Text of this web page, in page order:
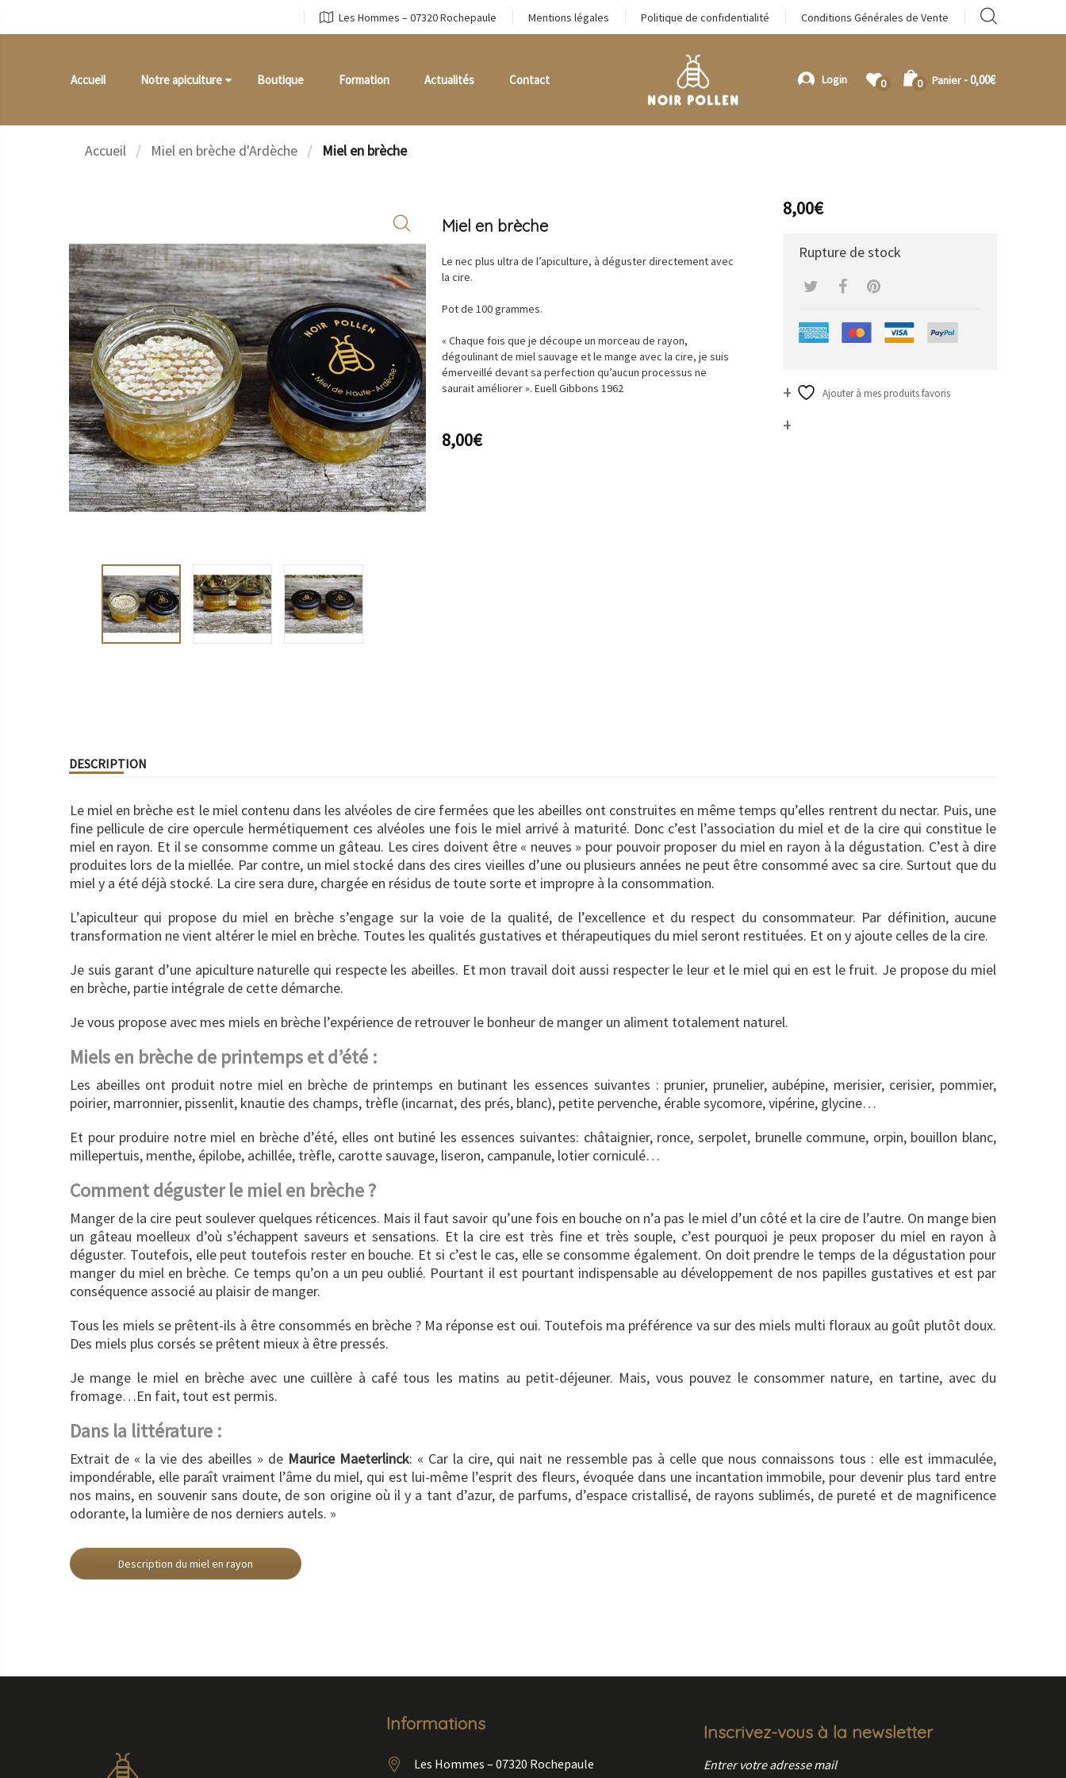
Les Hommes – 07320 Rochepaule Mentions légales Politique de confidentialité Conditions Générales de Vente
Accueil Notre apiculture Boutique Formation Actualités Contact Login 0 0 Panier -0,00€
Accueil Miel en brèche d'Ardèche Miel en brèche
Miel en brèche
Le nec plus ultra de l’apiculture, à déguster directement avec
la cire.
Pot de 100 grammes.
« Chaque fois que je découpe un morceau de rayon,
dégoulinant de miel sauvage et le mange avec la cire, je suis
émerveillé devant sa perfection qu’aucun processus ne
saurait améliorer ». Euell Gibbons 1962
8,00€
8,00€
Rupture de stock
Ajouter à mes produits favoris
DESCRIPTION
Le miel en brèche est le miel contenu dans les alvéoles de cire fermées que les abeilles ont construites en même temps qu’elles rentrent du nectar. Puis, une
fine pellicule de cire opercule hermétiquement ces alvéoles une fois le miel arrivé à maturité. Donc c’est l’association du miel et de la cire qui constitue le
miel en rayon. Et il se consomme comme un gâteau. Les cires doivent être « neuves » pour pouvoir proposer du miel en rayon à la dégustation. C’est à dire
produites lors de la miellée. Par contre, un miel stocké dans des cires vieilles d’une ou plusieurs années ne peut être consommé avec sa cire. Surtout que du
miel y a été déjà stocké. La cire sera dure, chargée en résidus de toute sorte et impropre à la consommation.
L’apiculteur qui propose du miel en brèche s’engage sur la voie de la qualité, de l’excellence et du respect du consommateur. Par définition, aucune
transformation ne vient altérer le miel en brèche. Toutes les qualités gustatives et thérapeutiques du miel seront restituées. Et on y ajoute celles de la cire.
Je suis garant d’une apiculture naturelle qui respecte les abeilles. Et mon travail doit aussi respecter le leur et le miel qui en est le fruit. Je propose du miel
en brèche, partie intégrale de cette démarche.
Je vous propose avec mes miels en brèche l’expérience de retrouver le bonheur de manger un aliment totalement naturel.
Miels en brèche de printemps et d’été :
Les abeilles ont produit notre miel en brèche de printemps en butinant les essences suivantes : prunier, prunelier, aubépine, merisier, cerisier, pommier,
poirier, marronnier, pissenlit, knautie des champs, trèfle (incarnat, des prés, blanc), petite pervenche, érable sycomore, vipérine, glycine…
Et pour produire notre miel en brèche d’été, elles ont butiné les essences suivantes: châtaignier, ronce, serpolet, brunelle commune, orpin, bouillon blanc,
millepertuis, menthe, épilobe, achillée, trèfle, carotte sauvage, liseron, campanule, lotier corniculé…
Comment déguster le miel en brèche ?
Manger de la cire peut soulever quelques réticences. Mais il faut savoir qu’une fois en bouche on n’a pas le miel d’un côté et la cire de l’autre. On mange bien
un gâteau moelleux d’où s’échappent saveurs et sensations. Et la cire est très fine et très souple, c’est pourquoi je peux proposer du miel en rayon à
déguster. Toutefois, elle peut toutefois rester en bouche. Et si c’est le cas, elle se consomme également. On doit prendre le temps de la dégustation pour
manger du miel en brèche. Ce temps qu’on a un peu oublié. Pourtant il est pourtant indispensable au développement de nos papilles gustatives et est par
conséquence associé au plaisir de manger.
Tous les miels se prêtent-ils à être consommés en brèche ? Ma réponse est oui. Toutefois ma préférence va sur des miels multi floraux au goût plutôt doux.
Des miels plus corsés se prêtent mieux à être pressés.
Je mange le miel en brèche avec une cuillère à café tous les matins au petit-déjeuner. Mais, vous pouvez le consommer nature, en tartine, avec du
fromage…En fait, tout est permis.
Dans la littérature :
Extrait de « la vie des abeilles » de Maurice Maeterlinck: « Car la cire, qui nait ne ressemble pas à celle que nous connaissons tous : elle est immaculée,
impondérable, elle paraît vraiment l’âme du miel, qui est lui-même l’esprit des fleurs, évoquée dans une incantation immobile, pour devenir plus tard entre
nos mains, en souvenir sans doute, de son origine où il y a tant d’azur, de parfums, d’espace cristallisé, de rayons sublimés, de pureté et de magnificence
odorante, la lumière de nos derniers autels. »
Description du miel en rayon
Informations
Les Hommes – 07320 Rochepaule
Inscrivez-vous à la newsletter
Entrer votre adresse mail